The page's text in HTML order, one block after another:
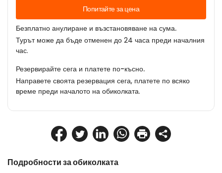
Подробности за обиколката
Попитайте за цена
Безплатно анулиране и възстановяване на сума.
Турът може да бъде отменен до 24 часа преди началния
час.
Резервирайте сега и платете по-късно.
Направете своята резервация сега, платете по всяко
време преди началото на обиколката.